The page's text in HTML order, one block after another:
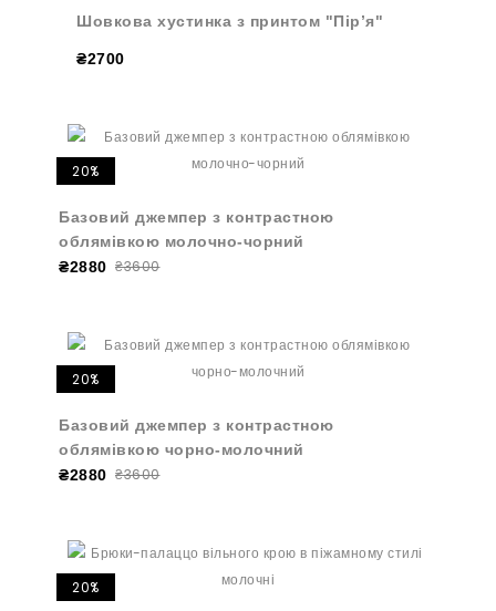
Шовкова хустинка з принтом "Пірʼя"
₴2700
20%
Базовий джемпер з контрастною
облямівкою молочно-чорний
₴2880 ₴3600
20%
Базовий джемпер з контрастною
облямівкою чорно-молочний
₴2880 ₴3600
20%